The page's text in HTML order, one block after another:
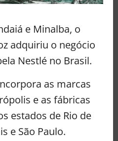
e Minalba, o
adquiriu o negócio
Nestlé no Brasil.
as marcas
e as fábricas
estados de Rio de
e São Paulo.